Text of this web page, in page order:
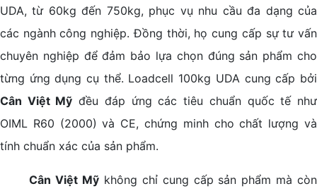
UDA, từ 60kg đến 750kg, phục vụ nhu cầu đa dạng của
các ngành công nghiệp. Đồng thời, họ cung cấp sự tư vấn
chuyên nghiệp để đảm bảo lựa chọn đúng sản phẩm cho
từng ứng dụng cụ thể. Loadcell 100kg UDA cung cấp bởi
Cân Việt Mỹ đều đáp ứng các tiêu chuẩn quốc tế như
OIML R60 (2000) và CE, chứng minh cho chất lượng và
tính chuẩn xác của sản phẩm.
Cân Việt Mỹ không chỉ cung cấp sản phẩm mà còn